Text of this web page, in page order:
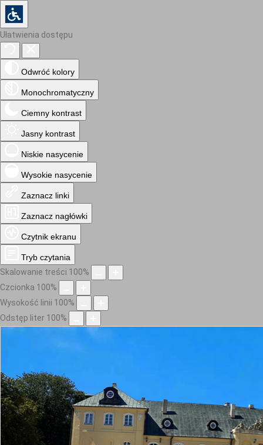
Ułatwienia dostępu
Odwróć kolory
Monochromatyczny
Ciemny kontrast
Jasny kontrast
Niskie nasycenie
Wysokie nasycenie
Zaznacz linki
Zaznacz nagłówki
Czytnik ekranu
Tryb czytania
Skalowanie treści 100%
Czcionka 100%
Wysokość linii 100%
Odstęp liter 100%